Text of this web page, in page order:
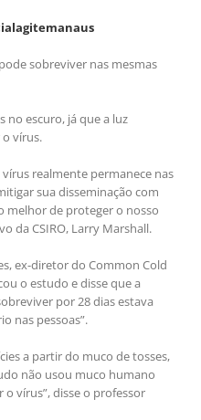
sobreviver nas mesmas
no escuro, já que a luz
vírus.
realmente permanece nas
sua disseminação com
melhor de proteger o nosso
da CSIRO, Larry Marshall.
ex-diretor do Common Cold
o estudo e disse que a
por 28 dias estava
nas pessoas”.
a partir do muco de tosses,
não usou muco humano
vírus”, disse o professor